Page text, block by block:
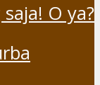
O ya?